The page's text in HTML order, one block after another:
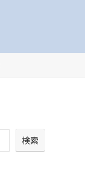
検索